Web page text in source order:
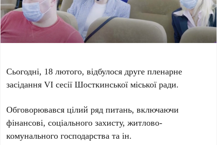
Сьогодні, 18 лютого, відбулося друге пленарне
засідання VI сесії Шосткинської міської ради.
Обговорювався цілий ряд питань, включаючи
фінансові, соціального захисту, житлово-
комунального господарства та ін.